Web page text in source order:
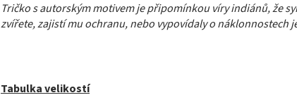
Tričko sautorským motivem je připomínkou víry indiánů, že
zvířete, zajistí mu ochranu, nebo vypovídaly o náklonnostech
Tabulka velikostí